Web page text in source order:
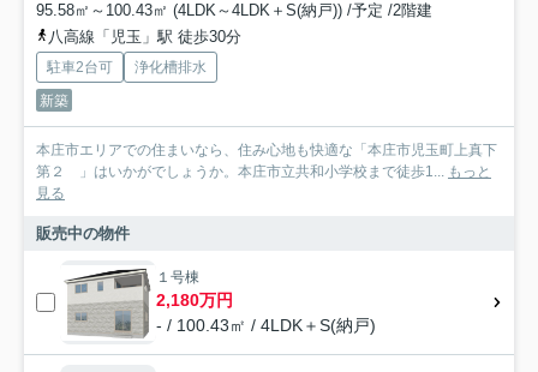
95.58㎡～100.43㎡ (4LDK～4LDK＋S(納戸)) /予定 /2階建
八高線「児玉」駅 徒歩30分
駐車2台可
浄化槽排水
新築
本庄市エリアでの住まいなら、住み心地も快適な「本庄市児玉町上真下
第２ 」はいかがでしょうか。本庄市立共和小学校まで徒歩1... もっと
見る
販売中の物件
１号棟
2,180万円
- / 100.43㎡ / 4LDK＋S(納戸)